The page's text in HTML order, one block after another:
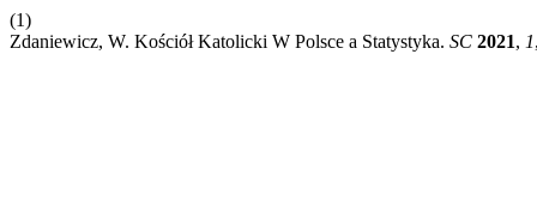
(1)
Zdaniewicz, W. Kościół Katolicki W Polsce a Statystyka. SC 2021, 1